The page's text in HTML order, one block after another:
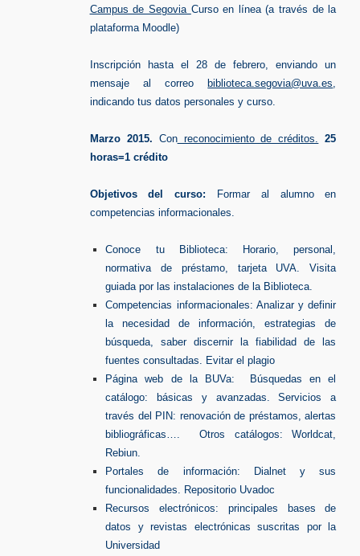
Campus de Segovia Curso en línea (a través de la
plataforma Moodle)
Inscripción hasta el 28 de febrero, enviando un
mensaje al correobiblioteca.segovia@uva.es
indicando tus datos personales y curso.
Marzo 2015. Conreconocimiento de créditos.
25
horas=1 crédito
Objetivos del curso: Formar al alumno en
competencias informacionales.
Conoce tu Biblioteca: Horario, personal,
normativa de préstamo, tarjeta UVA. Visita
guiada por las instalaciones de la Biblioteca.
Competencias informacionales: Analizar y definir
la necesidad de información, estrategias de
búsqueda, saber discernir la fiabilidad de las
fuentes consultadas. Evitar el plagio
Página web de la BUVa: Búsquedas en el
catálogo: básicas y avanzadas. Servicios a
través del PIN: renovación de préstamos, alertas
bibliográficas…. Otros catálogos: Worldcat,
Rebiun.
Portales de información: Dialnet y sus
funcionalidades. Repositorio Uvadoc
Recursos electrónicos: principales bases de
datos y revistas electrónicas suscritas por la
Universidad